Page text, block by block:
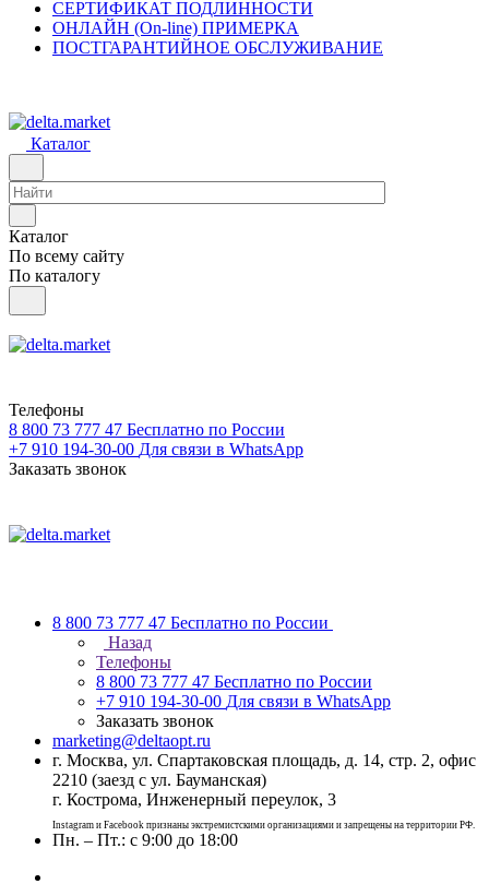
СЕРТИФИКАТ ПОДЛИННОСТИ
ОНЛАЙН (On-line) ПРИМЕРКА
ПОСТГАРАНТИЙНОЕ ОБСЛУЖИВАНИЕ
Каталог
Каталог
По всему сайту
По каталогу
Телефоны
8 800 73 777 47 Бесплатно по России
+7 910 194-30-00 Для связи в WhatsApp
Заказать звонок
8 800 73 777 47 Бесплатно по России
Назад
Телефоны
8 800 73 777 47 Бесплатно по России
+7 910 194-30-00 Для связи в WhatsApp
Заказать звонок
marketing@deltaopt.ru
г. Москва, ул. Спартаковская площадь, д. 14, стр. 2, офис
2210 (заезд с ул. Бауманская)
г. Кострома, Инженерный переулок, 3
Instagram и Facebook признаны экстремистскими организациями и запрещены на территории РФ.
Пн. – Пт.: с 9:00 до 18:00